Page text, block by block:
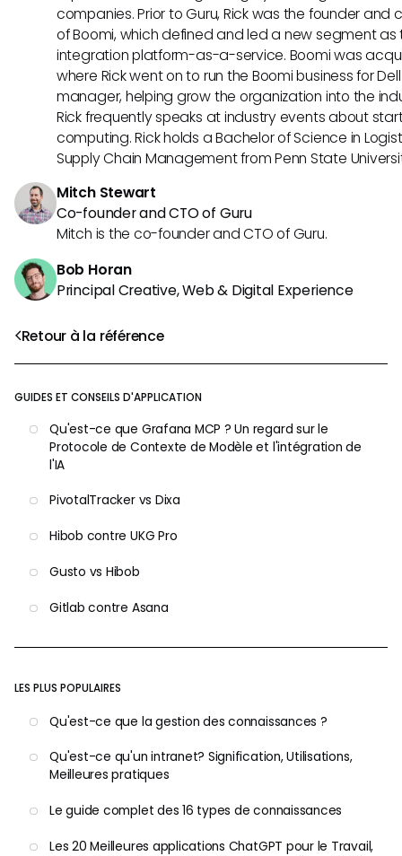
Retour à la référence
GUIDES ET CONSEILS D'APPLICATION
Qu'est-ce que Grafana MCP ? Un regard sur le
Protocole de Contexte de Modèle et l'intégration de
l'IA
PivotalTracker vs Dixa
Hibob contre UKG Pro
Gusto vs Hibob
Gitlab contre Asana
LES PLUS POPULAIRES
Qu'est-ce que la gestion des connaissances ?
Qu'est-ce qu'un intranet? Signification, Utilisations,
Meilleures pratiques
Le guide complet des 16 types de connaissances
Les 20 Meilleures applications ChatGPT pour le Travail,
companies. Prior to Guru, Rick was the founder
of Boomi, which defined and led a new segment
integration platform-as-a-service. Boomi was
where Rick went on to run the Boomi business for
manager, helping grow the organization into the
Rick frequently speaks at industry events about
computing. Rick holds a Bachelor of Science in
Supply Chain Management from Penn State
Mitch Stewart
Co-founder and CTO of Guru
Mitch is the co-founder and CTO of Guru.
Bob Horan
Principal Creative, Web & Digital Experience